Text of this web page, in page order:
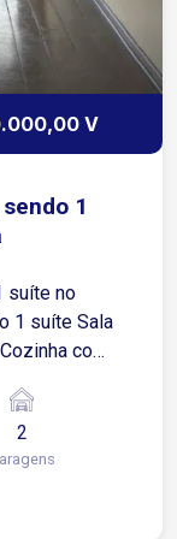
V
1
suíte no
com
excelente
2